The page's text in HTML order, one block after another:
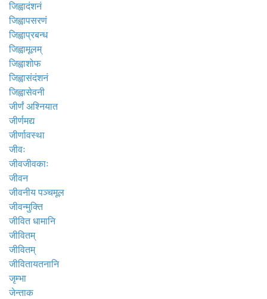
जिह्वादंशनं
जिह्वापसरणं
जिह्वाप्रबन्ध
जिह्वामूलम्
जिह्वाशोफ
जिह्वासंदंशनं
जिह्वासेवनी
जीर्णं अश्नियात
जीर्णमद्य
जीर्णावस्था
जीवः
जीवजीवकाः
जीवन
जीवनीय पञ्चमूल
जीवन्मुक्ति
जीवित धामानि
जीवितम्
जीवितम्
जीवितायतनानि
जृम्भा
जेन्ताक